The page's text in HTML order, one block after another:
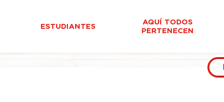
ESTUDIANTES
AQUÍ TODOS
PERTENECEN